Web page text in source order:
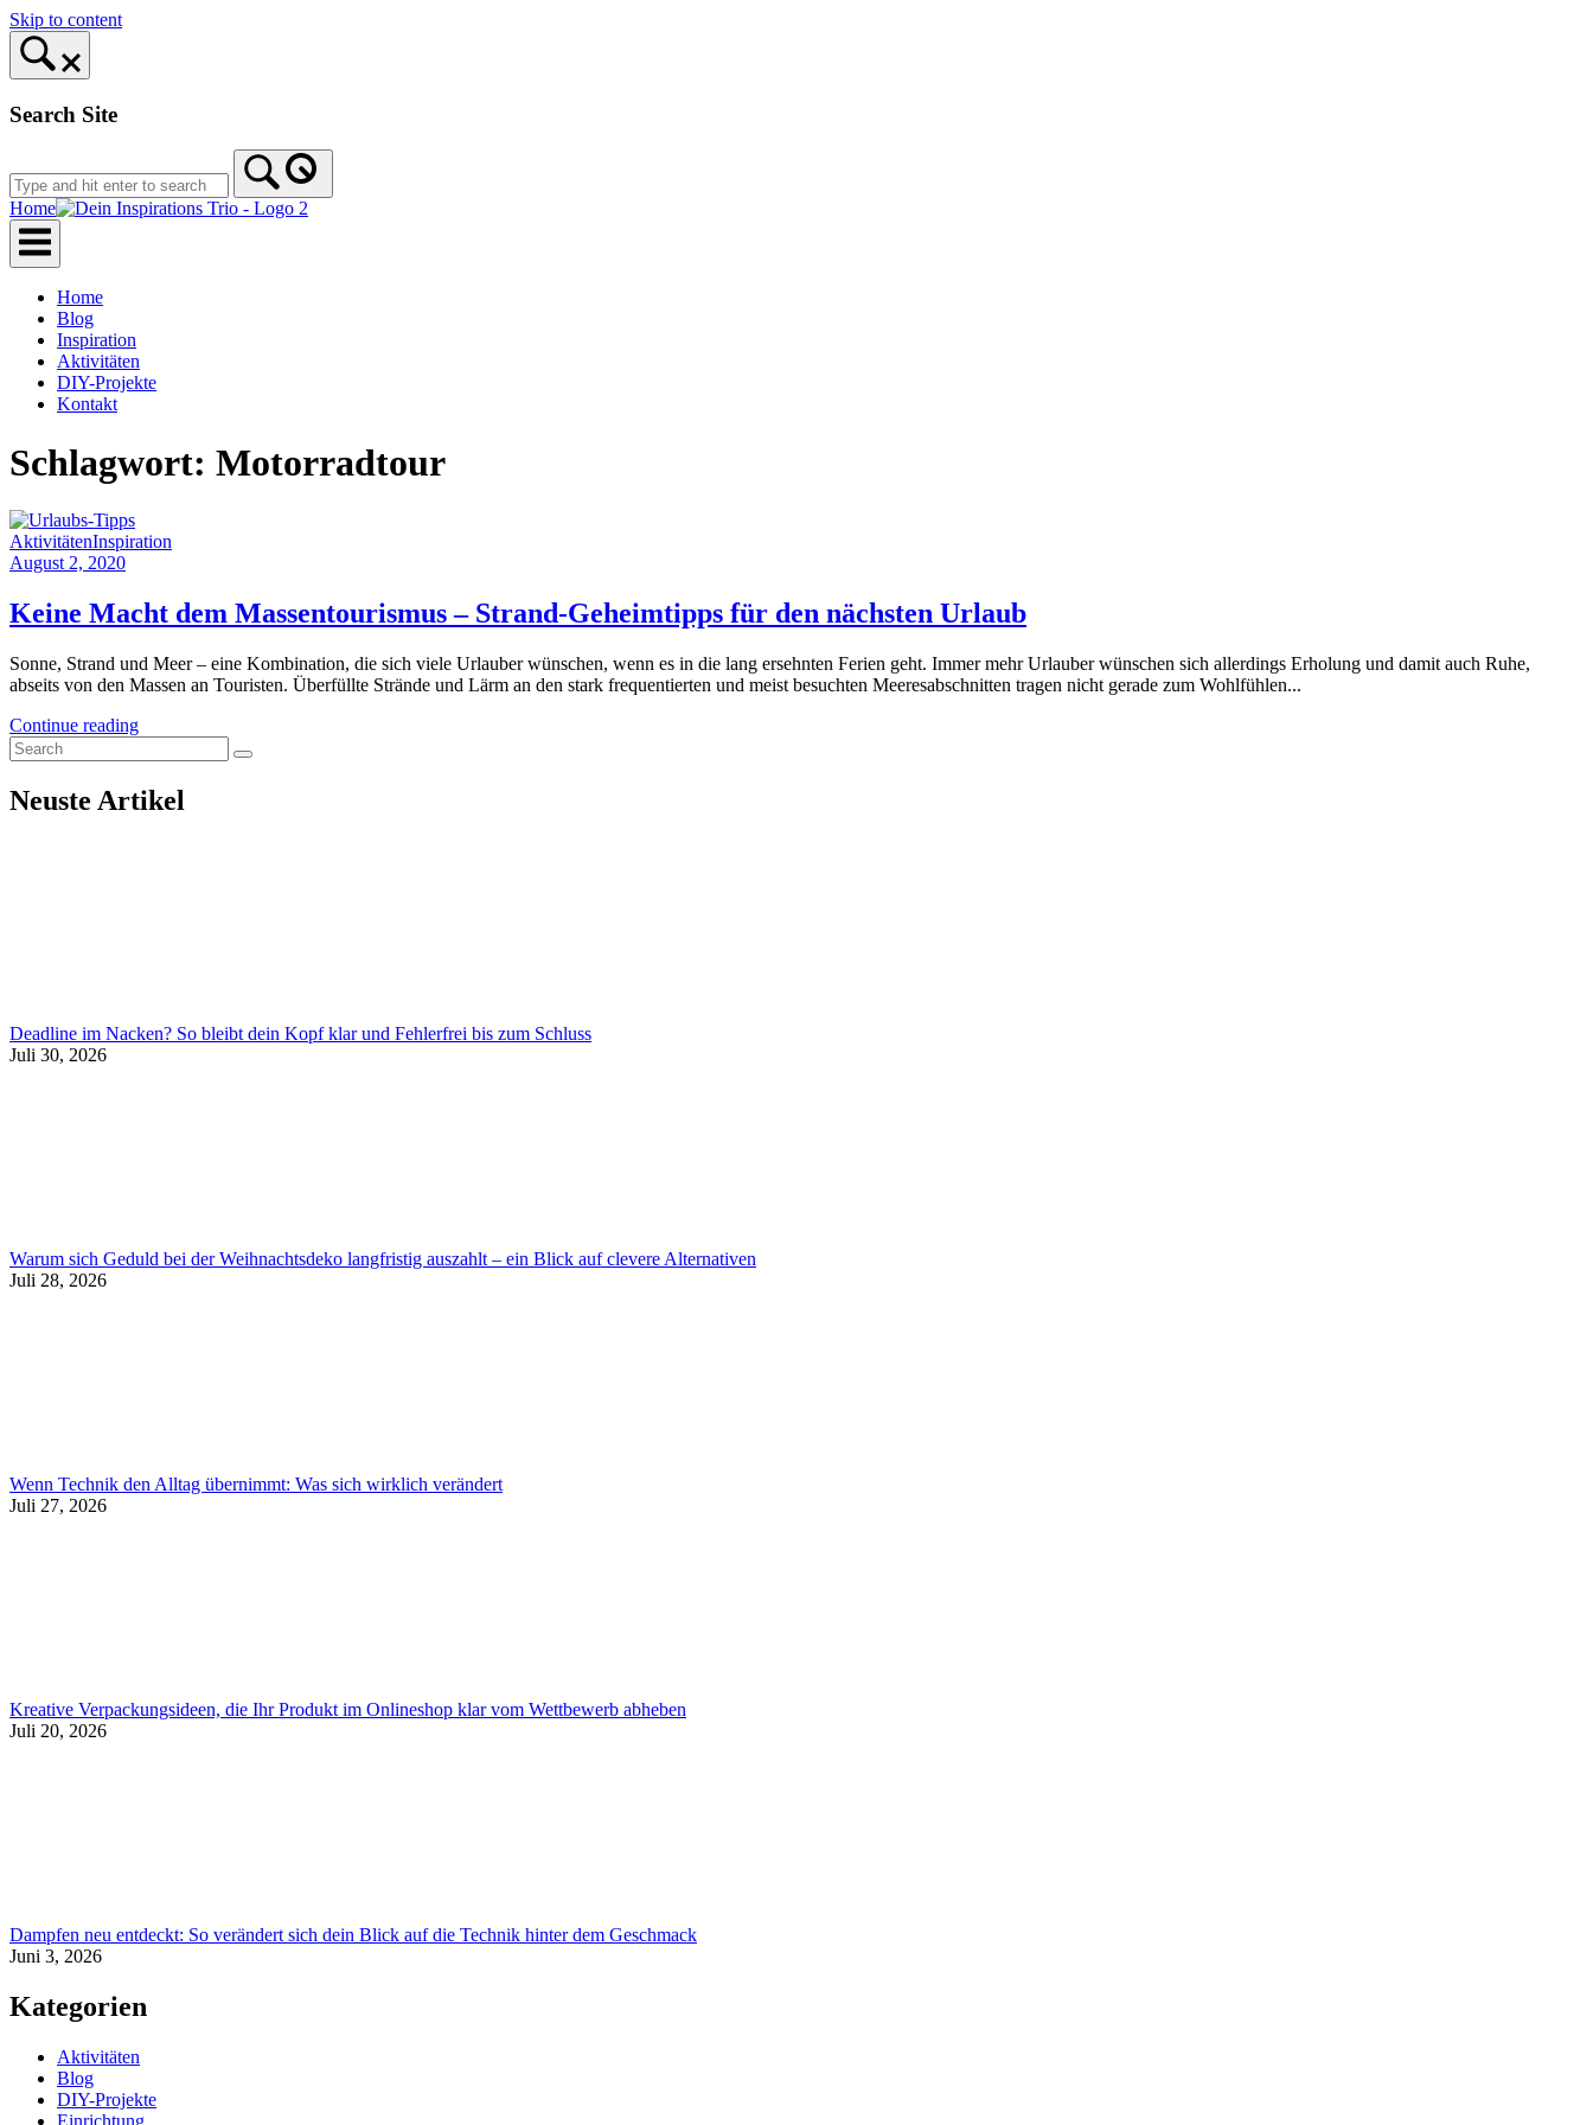
Skip to content
Search Site
Home
Home
Blog
Inspiration
Aktivitäten
DIY-Projekte
Kontakt
Schlagwort: Motorradtour
AktivitätenInspiration
August 2, 2020
Keine Macht dem Massentourismus – Strand-Geheimtipps für den nächsten Urlaub
Sonne, Strand und Meer – eine Kombination, die sich viele Urlauber wünschen, wenn es in die lang ersehnten Ferien geht. Immer mehr Urlauber wünschen sich allerdings Erholung und damit auch Ruhe,
abseits von den Massen an Touristen. Überfüllte Strände und Lärm an den stark frequentierten und meist besuchten Meeresabschnitten tragen nicht gerade zum Wohlfühlen...
Continue reading
Neuste Artikel
Deadline im Nacken? So bleibt dein Kopf klar und Fehlerfrei bis zum Schluss
Juli 30, 2026
Warum sich Geduld bei der Weihnachtsdeko langfristig auszahlt – ein Blick auf clevere Alternativen
Juli 28, 2026
Wenn Technik den Alltag übernimmt: Was sich wirklich verändert
Juli 27, 2026
Kreative Verpackungsideen, die Ihr Produkt im Onlineshop klar vom Wettbewerb abheben
Juli 20, 2026
Dampfen neu entdeckt: So verändert sich dein Blick auf die Technik hinter dem Geschmack
Juni 3, 2026
Kategorien
Aktivitäten
Blog
DIY-Projekte
Einrichtung